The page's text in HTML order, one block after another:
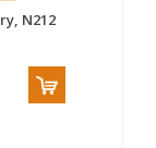
N212